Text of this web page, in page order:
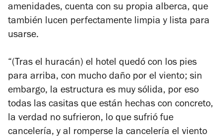
amenidades, cuenta con su propia alberca, que
también lucen perfectamente limpia y lista para
usarse.
“(Tras el huracán) el hotel quedó con los pies
para arriba, con mucho daño por el viento; sin
embargo, la estructura es muy sólida, por eso
todas las casitas que están hechas con concreto,
la verdad no sufrieron, lo que sufrió fue
cancelería, y al romperse la cancelería el viento